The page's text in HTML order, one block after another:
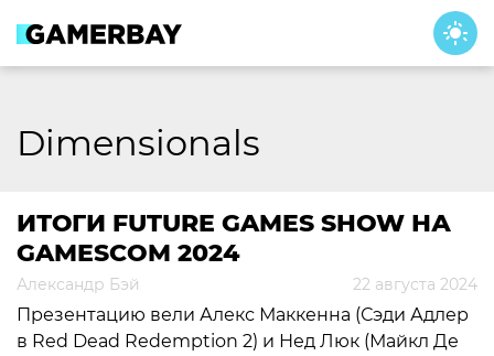
content
Dimensionals
ИТОГИ FUTURE GAMES SHOW НА
GAMESCOM 2024
Александр Бэй 22 августа 2024
Презентацию вели Алекс Маккенна (Сэди Адлер
в Red Dead Redemption 2) и Нед Люк (Майкл Де